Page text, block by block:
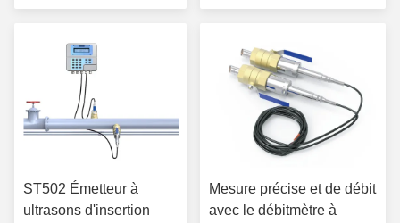
sur une large gamme de
diverses tailles de tuyaux
ST502 Émetteur à
ultrasons d'insertion
Mesure précise et de débit
avec le débitmètre à